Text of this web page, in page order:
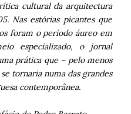
cultural da arquitectura
Nas estórias picantes que
foram o período áureo em
especializado, o jornal
prática que – pelo menos
tornaria numa das grandes
contemporânea.